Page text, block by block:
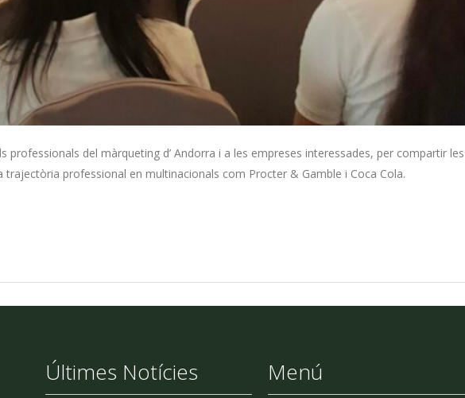
professionals del màrqueting d’ Andorra i a les empreses interessades, per compartir
trajectòria professional en multinacionals com Procter & Gamble i Coca Cola.
Últimes Notícies Menú